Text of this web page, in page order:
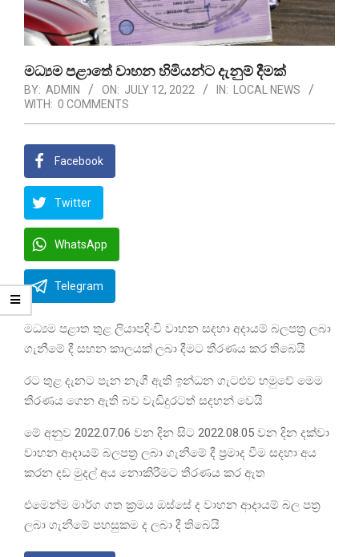
මධ්‍යම පළාතේ වාහන හිමියන්ට දැනුම් දීමක්
BY: ADMIN ON: JULY 12, 2022 IN:
LOCAL NEWS
WITH: 0 COMMENTS
Facebook
Twitter
WhatsApp
Telegram
මධ්‍යම පළාත තුළ ලියාපදිංචි වාහන සදහා අදායම් බලපත්‍ර ලබා
ගැනීමේ දී සහන කාලයක් ලබා දීමට තීරණය කර තිබෙයි
රට තුළ දැනට පැන නැගී ඇති ඉන්ධන ගැටළුව හමුවේ මෙම
තීරණය ගෙන ඇති බව වැඩිදුරටත් සදහන් වෙයි
මේ අනුව 2022.07.06 වන දින සිට 2022.08.05 වන දින දක්වා
වාහන ආදායම් බලපත්‍ර ලබා ගැනීමේ දී ප්‍රමාද වීම සදහා අය
කරන දඩ මුදල් අය නොකිරීමට තීරණය කර ඇත
එමෙන්ම මාර්ග ගත ක්‍රමය ඔස්සේ ද වාහන ආදායම් බල පත්‍ර
ලබා ගැනීමේ පහසුකම ද ලබා දී තිබෙයි